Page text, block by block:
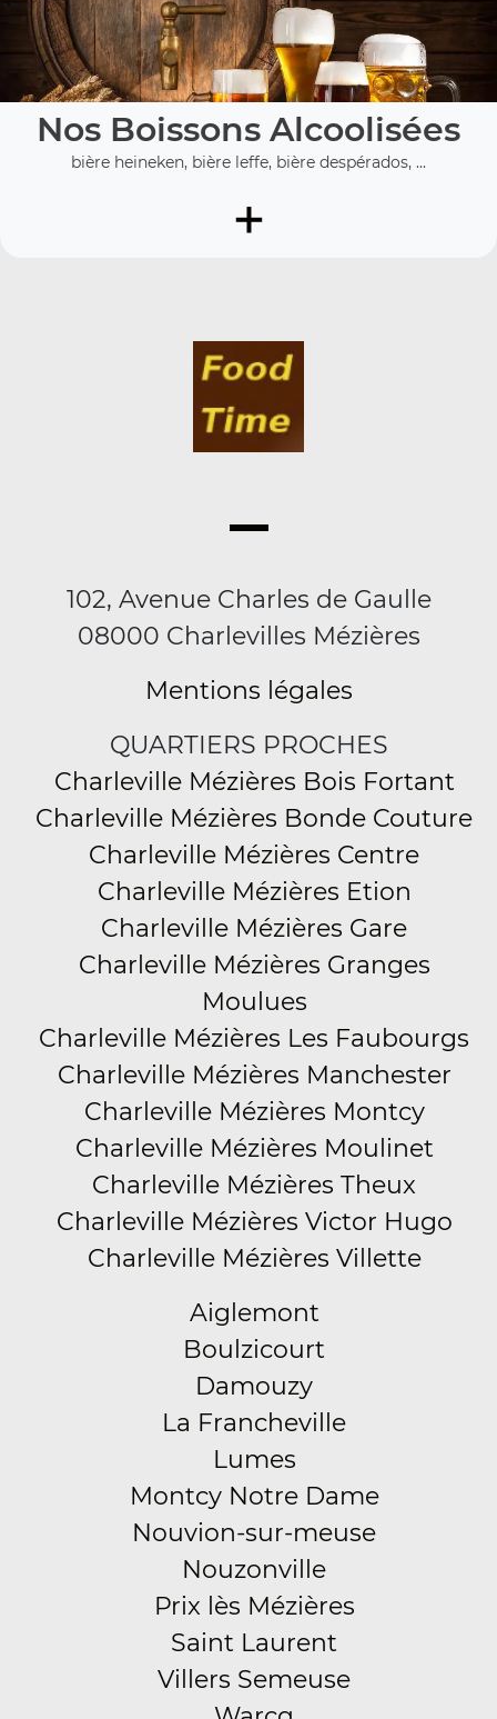
Nos Boissons Alcoolisées
bière heineken, bière leffe, bière despérados, ...
+
102, Avenue Charles de Gaulle
08000 Charlevilles Mézières
Mentions légales
QUARTIERS PROCHES
Charleville Mézières Bois Fortant
Charleville Mézières Bonde Couture
Charleville Mézières Centre
Charleville Mézières Etion
Charleville Mézières Gare
Charleville Mézières Granges
Moulues
Charleville Mézières Les Faubourgs
Charleville Mézières Manchester
Charleville Mézières Montcy
Charleville Mézières Moulinet
Charleville Mézières Theux
Charleville Mézières Victor Hugo
Charleville Mézières Villette
Aiglemont
Boulzicourt
Damouzy
La Francheville
Lumes
Montcy Notre Dame
Nouvion-sur-meuse
Nouzonville
Prix lès Mézières
Saint Laurent
Villers Semeuse